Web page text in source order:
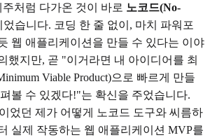
처럼 다가온 것이 바로 노코드(No-
었습니다. 코딩 한 줄 없이, 마치 파워포
웹 애플리케이션을 만들 수 있다는 이야
했지만, 곧 "이거라면 내 아이디어를 최
Viable Product)으로 빠르게 만들
볼 수 있겠다!"는 확신을 주었습니다.
었던 제가 어떻게 노코드 도구와 씨름하
실제 작동하는 웹 애플리케이션 MVP를